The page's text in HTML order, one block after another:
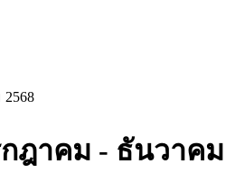
ฎาคม - ธันวาคม